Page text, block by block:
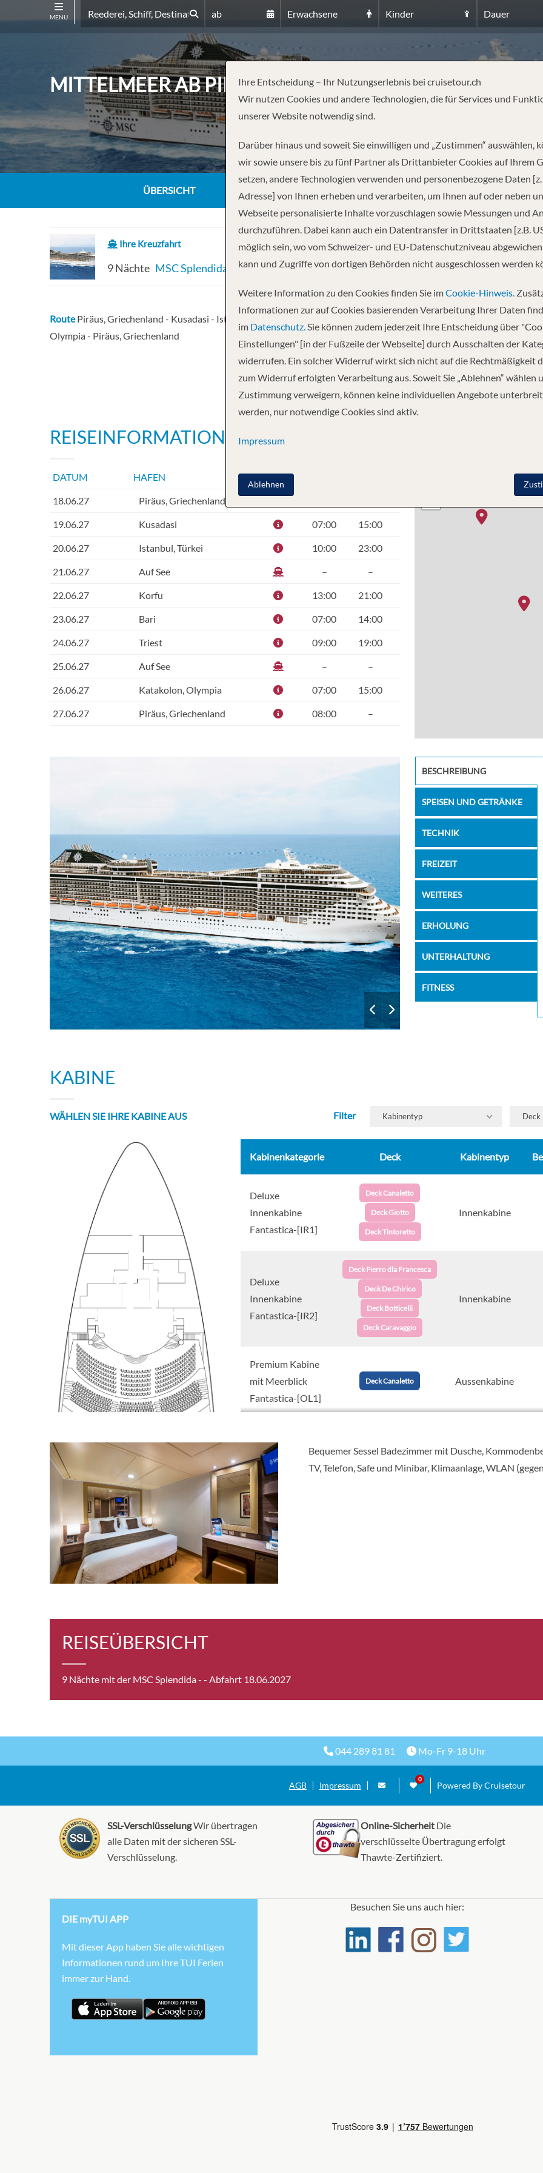
MENU ab Erwachsene Kinder Dauer
MITTELMEER AB PIRÄUS
ÜBERSICHT REISEINFORMATIONEN
Ihre Kreuzfahrt
9 Nächte MSC Splendida
Abfahrt
18.06.2027
RoutePiräus, Griechenland - Kusadasi - Istanbul, Türkei - Korfu - Bari - Triest - Katakolon,
Olympia - Piräus, Griechenland
REISEINFORMATIONEN
DATUM HAFEN INFO
18.06.27 Piräus, Griechenland
19.06.27 Kusadasi 07:00 15:00
20.06.27 Istanbul, Türkei 10:00 23:00
21.06.27 Auf See – –
22.06.27 Korfu 13:00 21:00
23.06.27 Bari 07:00 14:00
24.06.27 Triest 09:00 19:00
25.06.27 Auf See – –
26.06.27 Katakolon, Olympia 07:00 15:00
27.06.27 Piräus, Griechenland 08:00 –
BESCHREIBUNG
SPEISEN UND GETRÄNKE
TECHNIK
FREIZEIT
WEITERES
ERHOLUNG
UNTERHALTUNG
FITNESS
KABINE
WÄHLEN SIE IHRE KABINE AUS Filter Kabinentyp Deck
Kabinenkategorie Deck Kabinentyp
Deluxe
Innenkabine
Fantastica-[IR1]
Deck Canaletto
Deck Giotto
Deck Tintoretto
Innenkabine
Deluxe
Innenkabine
Fantastica-[IR2]
Deck Pierro dla Francesca
Deck De Chirico
Deck Botticelli
Deck Caravaggio
Innenkabine
Premium Kabine
mit Meerblick
Fantastica-[OL1]
Deck Canaletto Aussenkabine
mit Meerblick
Fantastica-[OL2]
Deck Giotto Aussenkabine
Deluxe
Balkonkabine-
Fantastica-[BL2]
Balkonkabine
Fantastica-[BL3]
Deck Pierro dla Francesca
Balkonkabine
Deck Pierro dla Francesca
Deck De Chirico
Bequemer Sessel Badezimmer mit Dusche,
TV, Telefon, Safe und Minibar, Klimaanlage, WLAN
REISEÜBERSICHT
9 Nächte mit der MSC Splendida - - Abfahrt 18.06.2027
044 289 81 81 Mo-Fr 9-18 Uhr
AGB Impressum Powered By Cruisetour
SSL-VerschlüsselungWir übertragen
alle Daten mit der sicheren SSL-
Verschlüsselung.
Online-Sicherheit Die
verschlüsselte Übertragung erfolgt
Thawte-Zertifiziert.
DIE myTUI APP
Mit dieser App haben Sie alle wichtigen
Informationen rund um Ihre TUI Ferien
immer zur Hand.
Besuchen Sie uns auch hier:
Ihre Entscheidung – Ihr Nutzungserlebnis bei cruisetour.ch
Wir nutzen Cookies und andere Technologien, die für Services und
unserer Website notwendig sind.
Darüber hinaus und soweit Sie einwilligen und „Zustimmen“ auswählen,
wir sowie unsere bis zu fünf Partner als Drittanbieter Cookies auf Ihrem
setzen, andere Technologien verwenden und personenbezogene Daten [z.
Adresse] von Ihnen erheben und verarbeiten, um Ihnen auf oder neben
Webseite personalisierte Inhalte vorzuschlagen sowie Messungen und
durchzuführen. Dabei kann auch ein Datentransfer in Drittstaaten [z.B.
möglich sein, wo vom Schweizer- und EU-Datenschutzniveau
kann und Zugriffe von dortigen Behörden nicht ausgeschlossen werden
Weitere Information zu den Cookies finden Sie imCookie-Hinweis.
Informationen zur auf Cookies basierenden Verarbeitung Ihrer Daten
im Datenschutz.Sie können zudem jederzeit Ihre Entscheidung über
Einstellungen" [in der Fußzeile der Webseite] durch Ausschalten der
widerrufen. Ein solcher Widerruf wirkt sich nicht auf die Rechtmäßigkeit
zum Widerruf erfolgten Verarbeitung aus. Soweit Sie „Ablehnen“ wählen
Zustimmung verweigern, können keine individuellen Angebote
werden, nur notwendige Cookies sind aktiv.
Impressum
Ablehnen